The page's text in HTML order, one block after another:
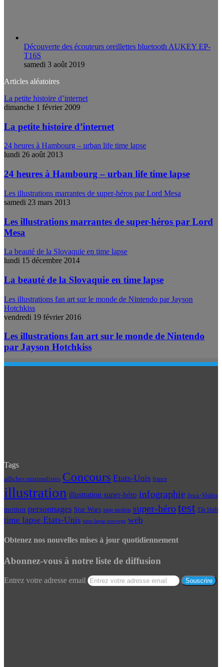
Découverte des écouteurs oreillettes bluetooth AUKEY EP-
T16S
samedi 3 août 2019
Articles aléatoires
La petite histoire d’internet
dimanche 1 février 2009
La petite histoire d’internet
24 heures à Hambourg – urban life time lapse
lundi 26 août 2013
24 heures à Hambourg – urban life time lapse
Les illustrations marrantes de super-héros par Lord Mesa
samedi 23 mars 2013
Les illustrations marrantes de super-héros par Lord
Mesa
La beauté de la Slovaquie en time lapse
lundi 15 décembre 2014
La beauté de la Slovaquie en time lapse
Les illustrations fan art sur le monde de Nintendo par Jayson
Hotchkiss
vendredi 19 février 2016
Les illustrations fan art sur le monde de Nintendo
par Jayson Hotchkiss
Tags
affiches minimalistes Concours Etats-Unis france
illustration illustration super-héro infographie Jeux-Vidéo
motion personnages Star Wars stop motion super-hérotest Tilt Shift
time lapse Etats-Unis time lapse norvege web
Obtenez nos nouvelles mises à jour quotidiennement
Abonnez-vous à notre liste de diffusion
Entrez votre adresse email